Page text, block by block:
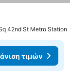
42nd St Metro Station
τιμών